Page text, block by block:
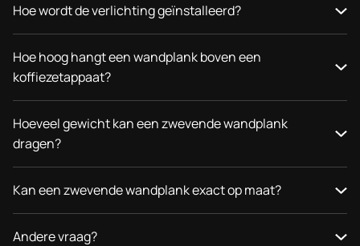
Hoe wordt de verlichting geïnstalleerd?
Hoe hoog hangt een wandplank boven een
koffiezetappaat?
Hoeveel gewicht kan een zwevende wandplank
dragen?
Kan een zwevende wandplank exact op maat?
Andere vraag?